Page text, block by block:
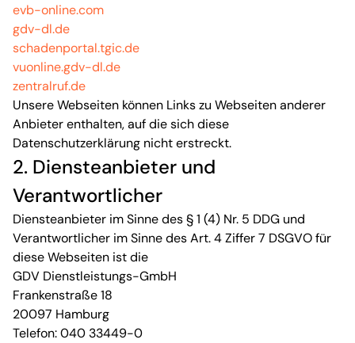
evb-online.com
gdv-dl.de
schadenportal.tgic.de
vuonline.gdv-dl.de
zentralruf.de
Unsere Webseiten können Links zu Webseiten anderer
Anbieter enthalten, auf die sich diese
Datenschutzerklärung nicht erstreckt.
2. Diensteanbieter und
Verantwortlicher
Diensteanbieter im Sinne des § 1 (4) Nr. 5 DDG und
Verantwortlicher im Sinne des Art. 4 Ziffer 7 DSGVO für
diese Webseiten ist die
GDV Dienstleistungs-GmbH
Frankenstraße 18
20097 Hamburg
Telefon: 040 33449-0